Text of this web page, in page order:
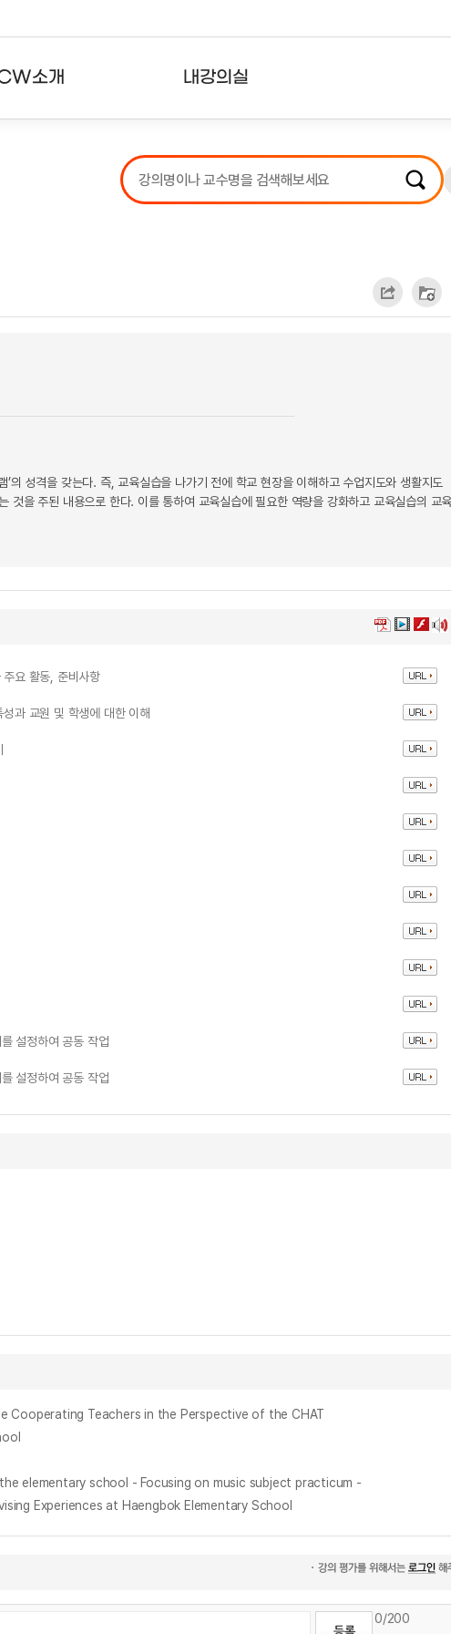
소개 내강의실
강의리스트
수강확인증강의
의 성격을 갖는다. 즉, 교육실습을 나가기 전에 학교 현장을 이해하고 수업지도와 생활지도
것을 주된 내용으로 한다. 이를 통하여 교육실습에 필요한 역량을 강화하고 교육실습의 교
요 활동, 준비사항
과 교원 및 학생에 대한 이해
설정하여 공동 작업
설정하여 공동 작업
Cooperating Teachers in the Perspective of the CHAT
the elementary school - Focusing on music subject practicum -
Experiences at Haengbok Elementary School
0/200